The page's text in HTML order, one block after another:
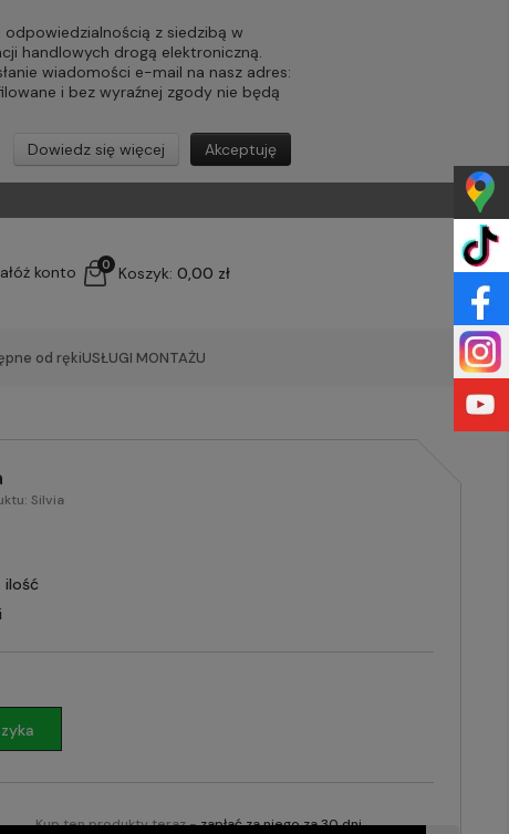
odpowiedzialnością z siedzibą w
handlowych drogą elektroniczną.
wiadomości e-mail na nasz adres:
i bez wyraźnej zgody nie będą
Akceptuję
Dowiedz się więcej
konto Koszyk: 0,00 zł
0
od rękiUSŁUGI MONTAŻU
Silvia
ilość
Kup ten produkty teraz -zapłać za niego za 30 dni